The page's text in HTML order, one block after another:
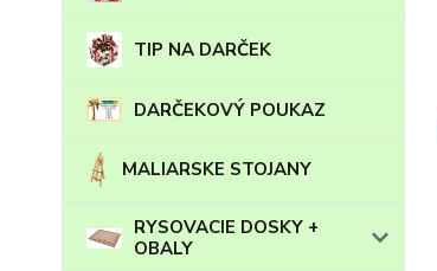
TIP NA DARČEK
DARČEKOVÝ POUKAZ
MALIARSKE STOJANY
RYSOVACIE DOSKY +
OBALY